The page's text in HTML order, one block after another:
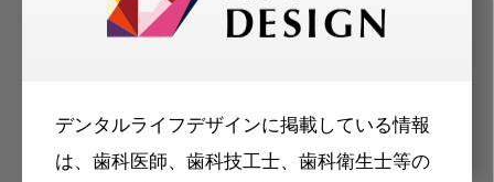
デンタルライフデザインに掲載している情報
は、歯科医師、歯科技工士、歯科衛生士等の
容のメールマガジンをお届けします。